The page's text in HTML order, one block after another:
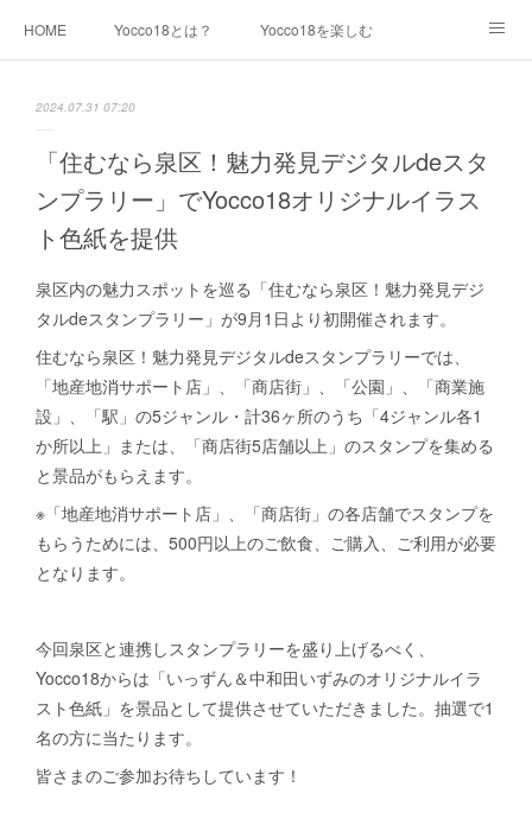
HOME Yocco18とは？ Yocco18を楽しむ
青木めんか 戸部みらい 千代崎マリン
屏風浦しおみ 金沢ふみ 大綱きくな 新治みどり
山内あおば 都筑かや 戸塚しなの 本郷さかえ
中和田いずみ 瀬谷みつき Yocco18 等身バージョン
Yocco18 ぬりえバージョンイラスト集 Yoccoの1日マップ
2024.07.31 07:20
「住むなら泉区！魅力発見デジタルdeスタ
ンプラリー」でYocco18オリジナルイラス
ト色紙を提供
泉区内の魅力スポットを巡る「住むなら泉区！魅力発見デジ
タルdeスタンプラリー」が9月1日より初開催されます。
住むなら泉区！魅力発見デジタルdeスタンプラリーでは、
「地産地消サポート店」、「商店街」、「公園」、「商業施
設」、「駅」の5ジャンル・計36ヶ所のうち「4ジャンル各1
か所以上」または、「商店街5店舗以上」のスタンプを集める
と景品がもらえます。
※「地産地消サポート店」、「商店街」の各店舗でスタンプを
もらうためには、500円以上のご飲食、ご購入、ご利用が必要
となります。
今回泉区と連携しスタンプラリーを盛り上げるべく、
Yocco18からは「いっずん＆中和田いずみのオリジナルイラ
スト色紙」を景品として提供させていただきました。抽選で1
名の方に当たります。
皆さまのご参加お待ちしています！